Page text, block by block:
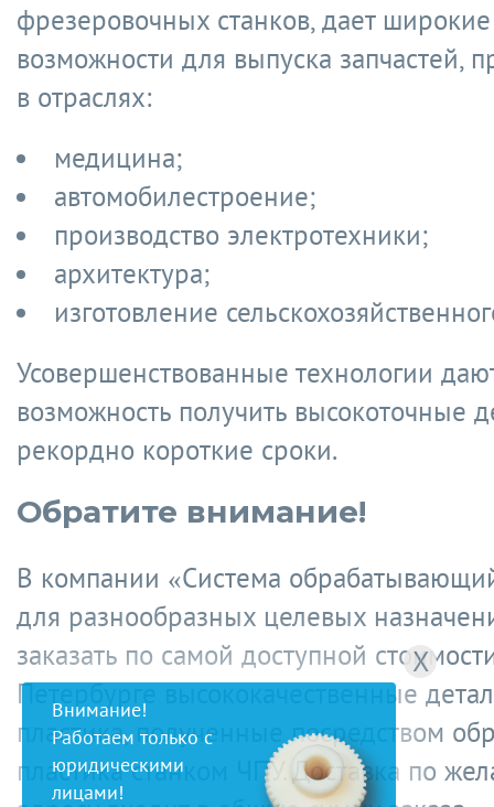
фрезеровочных станков, дает широкие
возможности для выпуска запчастей,
в отраслях:
медицина;
автомобилестроение;
производство электротехники;
архитектура;
изготовление
Усовершенствованные технологии
возможность получить высокоточные
рекордно короткие сроки.
Обратите внимание!
В компании «Система
для разнообразных целевых
заказать по самой доступной
Петербурге высококачественные
пластика, полученные посредством
пластика станком ЧПУ. Доставка по
X
Внимание!
Работаем только с
юридическими
лицами!